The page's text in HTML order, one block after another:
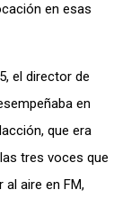
en esas
el director de
en
que era
tres voces que
al aire en FM,